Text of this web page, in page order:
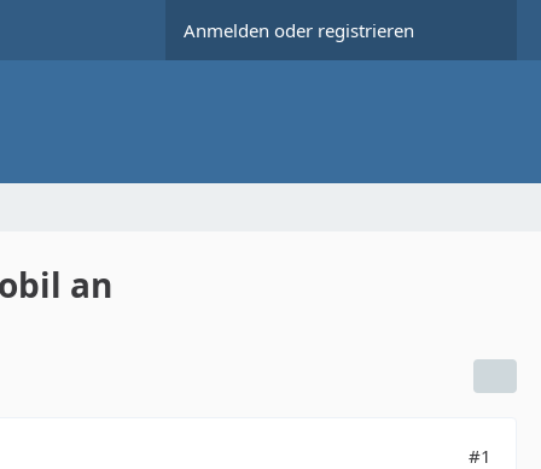
Anmelden oder registrieren
an
#1